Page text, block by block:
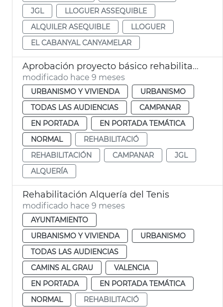
JGL
LLOGUER ASSEQUIBLE
ALQUILER ASEQUIBLE
LLOGUER
EL CABANYAL CANYAMELAR
Aprobación proyecto básico rehabilitación Alquería de Campanario València
modificado hace 9 meses
URBANISMO Y VIVIENDA
URBANISMO
TODAS LAS AUDIENCIAS
CAMPANAR
EN PORTADA
EN PORTADA TEMÁTICA
NORMAL
REHABILITACIÓ
REHABILITACIÓN
CAMPANAR
JGL
ALQUERÍA
Rehabilitación Alquería del Tenis
modificado hace 9 meses
AYUNTAMIENTO
URBANISMO Y VIVIENDA
URBANISMO
TODAS LAS AUDIENCIAS
CAMINS AL GRAU
VALENCIA
EN PORTADA
EN PORTADA TEMÁTICA
NORMAL
REHABILITACIÓ